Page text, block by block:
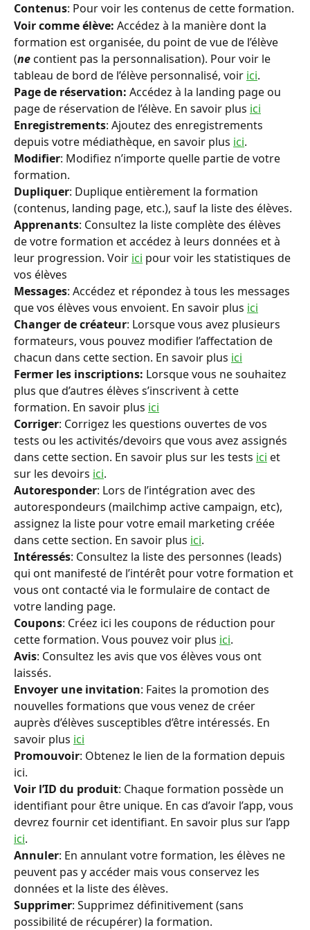
Contenus: Pour voir les contenus de cette formation.
Voir comme élève: Accédez à la manière dont la
formation est organisée, du point de vue de l’élève
(ne contient pas la personnalisation). Pour voir le
tableau de bord de l’élève personnalisé, voir ici.
Page de réservation: Accédez à la landing page ou
page de réservation de l’élève. En savoir plus ici
Enregistrements: Ajoutez des enregistrements
depuis votre médiathèque, en savoir plus ici.
Modifier: Modifiez n’importe quelle partie de votre
formation.
Dupliquer: Duplique entièrement la formation
(contenus, landing page, etc.), sauf la liste des élèves.
Apprenants: Consultez la liste complète des élèves
de votre formation et accédez à leurs données et à
leur progression. Voir ici pour voir les statistiques de
vos élèves
Messages: Accédez et répondez à tous les messages
que vos élèves vous envoient. En savoir plus ici
Changer de créateur: Lorsque vous avez plusieurs
formateurs, vous pouvez modifier l’affectation de
chacun dans cette section. En savoir plus ici
Fermer les inscriptions: Lorsque vous ne souhaitez
plus que d’autres élèves s’inscrivent à cette
formation. En savoir plus ici
Corriger: Corrigez les questions ouvertes de vos
tests ou les activités/devoirs que vous avez assignés
dans cette section. En savoir plus sur les tests ici et
sur les devoirs ici.
Autoresponder: Lors de l’intégration avec des
autorespondeurs (mailchimp active campaign, etc),
assignez la liste pour votre email marketing créée
dans cette section. En savoir plus ici.
Intéressés: Consultez la liste des personnes (leads)
qui ont manifesté de l’intérêt pour votre formation et
vous ont contacté via le formulaire de contact de
votre landing page.
Coupons: Créez ici les coupons de réduction pour
cette formation. Vous pouvez voir plus ici.
Avis: Consultez les avis que vos élèves vous ont
laissés.
Envoyer une invitation: Faites la promotion des
nouvelles formations que vous venez de créer
auprès d’élèves susceptibles d’être intéressés. En
savoir plus ici
Promouvoir: Obtenez le lien de la formation depuis
ici.
Voir l’ID du produit: Chaque formation possède un
identifiant pour être unique. En cas d’avoir l’app, vous
devrez fournir cet identifiant. En savoir plus sur l’app
ici.
Annuler: En annulant votre formation, les élèves ne
peuvent pas y accéder mais vous conservez les
données et la liste des élèves.
Supprimer: Supprimez définitivement (sans
possibilité de récupérer) la formation.